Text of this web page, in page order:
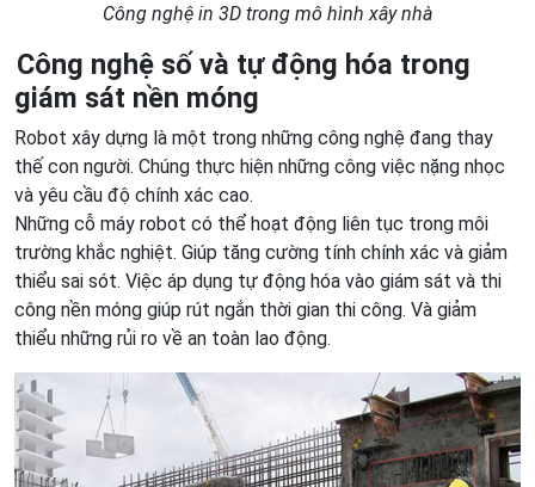
Công nghệ in 3D trong mô hình xây nhà
Công nghệ số và tự động hóa trong
giám sát nền móng
Robot xây dựng là một trong những công nghệ đang thay
thế con người. Chúng thực hiện những công việc nặng nhọc
và yêu cầu độ chính xác cao.
Những cỗ máy robot có thể hoạt động liên tục trong môi
trường khắc nghiệt. Giúp tăng cường tính chính xác và giảm
thiểu sai sót. Việc áp dụng tự động hóa vào giám sát và thi
công nền móng giúp rút ngắn thời gian thi công. Và giảm
thiểu những rủi ro về an toàn lao động.